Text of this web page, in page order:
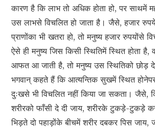
कारण है कि लाभ तो अधिक होता हो, पर साथमें
उस लाभसे विचलित हो जाता है। जैसे, हजार
प्राणोंका भी खतरा हो, तो मनुष्य हजार रुपयोंसे
ऐसे ही मनुष्य जिस किसी स्थितिमें स्थित होता है,
आफत आ जाती है, तो मनुष्य उस स्थितिको छोड़
भगवान् कहते हैं कि आत्यन्तिक सुखमें स्थित
दुःखसे भी विचलित नहीं किया जा सकता। जैसे,
शरीरको फाँसी दे दी जाय, शरीरके टुकड़े-टुकड़े
भिड़ते दो पहाड़ोंके बीचमें शरीर दबकर पिस जाय,